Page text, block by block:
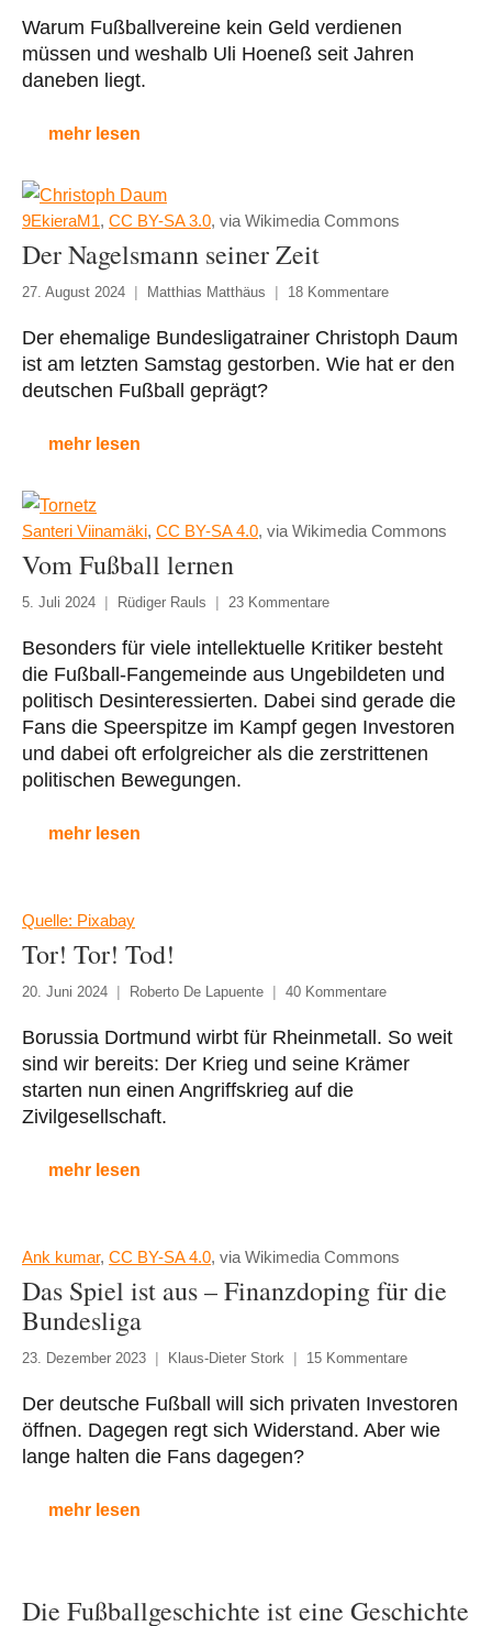
Warum Fußballvereine kein Geld verdienen
müssen und weshalb Uli Hoeneß seit Jahren
daneben liegt.
mehr lesen
9EkieraM1, CC BY-SA 3.0, via Wikimedia Commons
Der Nagelsmann seiner Zeit
27. August 2024 Matthias Matthäus 18 Kommentare
Der ehemalige Bundesligatrainer Christoph Daum
ist am letzten Samstag gestorben. Wie hat er den
deutschen Fußball geprägt?
mehr lesen
Santeri Viinamäki, CC BY-SA 4.0, via Wikimedia Commons
Vom Fußball lernen
5. Juli 2024 Rüdiger Rauls 23 Kommentare
Besonders für viele intellektuelle Kritiker besteht
die Fußball-Fangemeinde aus Ungebildeten und
politisch Desinteressierten. Dabei sind gerade die
Fans die Speerspitze im Kampf gegen Investoren
und dabei oft erfolgreicher als die zerstrittenen
politischen Bewegungen.
mehr lesen
Quelle: Pixabay
Tor! Tor! Tod!
20. Juni 2024 Roberto De Lapuente 40 Kommentare
Borussia Dortmund wirbt für Rheinmetall. So weit
sind wir bereits: Der Krieg und seine Krämer
starten nun einen Angriffskrieg auf die
Zivilgesellschaft.
mehr lesen
Ank kumar, CC BY-SA 4.0, via Wikimedia Commons
Das Spiel ist aus – Finanzdoping für die
Bundesliga
23. Dezember 2023 Klaus-Dieter Stork 15 Kommentare
Der deutsche Fußball will sich privaten Investoren
öffnen. Dagegen regt sich Widerstand. Aber wie
lange halten die Fans dagegen?
mehr lesen
Die Fußball­geschichte ist eine Geschichte